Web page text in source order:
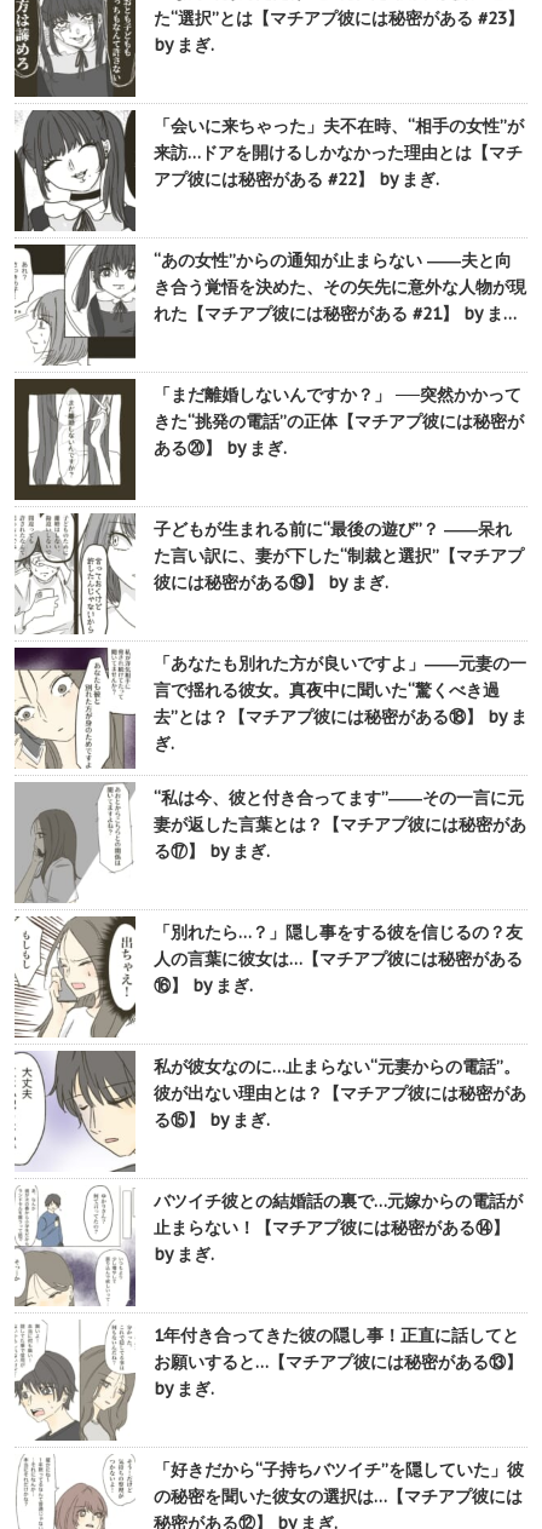
た“選択”とは【マチアプ彼には秘密がある #23】
by まぎ.
「会いに来ちゃった」夫不在時、“相手の女性”が
来訪…ドアを開けるしかなかった理由とは【マチ
アプ彼には秘密がある #22】 by まぎ.
“あの女性”からの通知が止まらない ――夫と向
き合う覚悟を決めた、その矢先に意外な人物が現
れた【マチアプ彼には秘密がある #21】 by ま…
「まだ離婚しないんですか？」 ──突然かかって
きた“挑発の電話”の正体【マチアプ彼には秘密が
ある⑳】 by まぎ.
子どもが生まれる前に“最後の遊び”？ ――呆れ
た言い訳に、妻が下した“制裁と選択”【マチアプ
彼には秘密がある⑲】 by まぎ.
「あなたも別れた方が良いですよ」――元妻の一
言で揺れる彼女。真夜中に聞いた“驚くべき過
去”とは？【マチアプ彼には秘密がある⑱】 by ま
ぎ.
“私は今、彼と付き合ってます”――その一言に元
妻が返した言葉とは？【マチアプ彼には秘密があ
る⑰】 by まぎ.
「別れたら…？」隠し事をする彼を信じるの？友
人の言葉に彼女は…【マチアプ彼には秘密がある
⑯】 by まぎ.
私が彼女なのに…止まらない“元妻からの電話”。
彼が出ない理由とは？【マチアプ彼には秘密があ
る⑮】 by まぎ.
バツイチ彼との結婚話の裏で…元嫁からの電話が
止まらない！【マチアプ彼には秘密がある⑭】
by まぎ.
1年付き合ってきた彼の隠し事！正直に話してと
お願いすると…【マチアプ彼には秘密がある⑬】
by まぎ.
「好きだから“子持ちバツイチ”を隠していた」彼
の秘密を聞いた彼女の選択は…【マチアプ彼には
秘密がある⑫】 by まぎ.